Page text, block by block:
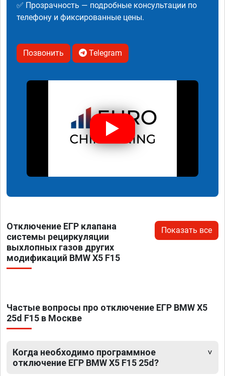
✅ Прозрачность — подробные консультации по
телефону и фиксированные цены.
Позвонить Telegram
Отключение ЕГР клапана
системы рециркуляции
выхлопных газов других
модификаций BMW X5 F15
Показать все
Частые вопросы про отключение ЕГР BMW X5
25d F15 в Москве
Когда необходимо программное
отключение ЕГР BMW X5 F15 25d?